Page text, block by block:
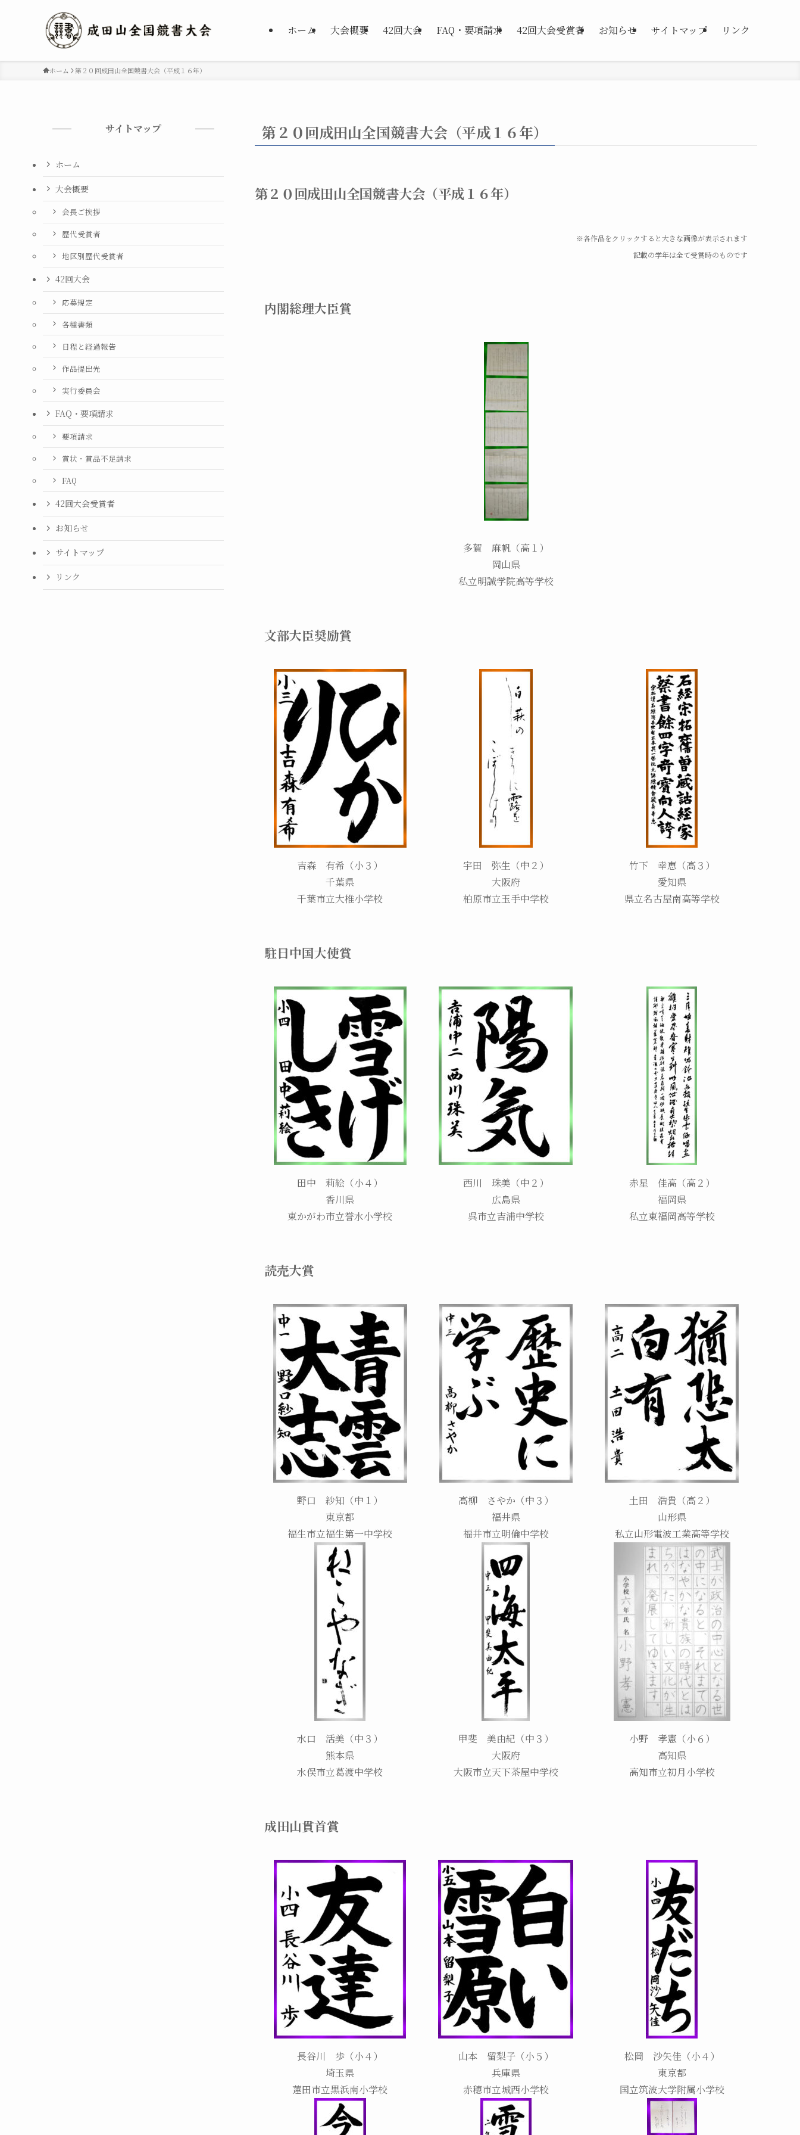
ホーム 大会概要 42回大会 FAQ・要項請求 42回大会受賞者 お知らせ サイトマップ リンク
ホーム 第２０回成田山全国競書大会（平成１６年）
第２０回成田山全国競書大会（平成１６年）
第２０回成田山全国競書大会（平成１６年）
※各作品をクリックすると大きな画像が表示されます
記載の学年は全て受賞時のものです
内閣総理大臣賞
多賀 麻帆（高１）
岡山県
私立明誠学院高等学校
文部大臣奨励賞
吉森 有希（小３）
千葉県
千葉市立大椎小学校
宇田 弥生（中２）
大阪府
柏原市立玉手中学校
竹下 幸恵（高３）
愛知県
県立名古屋南高等学校
駐日中国大使賞
田中 莉絵（小４）
香川県
東かがわ市立誉水小学校
西川 珠美（中２）
広島県
呉市立吉浦中学校
赤星 佳高（高２）
福岡県
私立東福岡高等学校
読売大賞
野口 紗知（中１）
東京都
福生市立福生第一中学校
高柳 さやか（中３）
福井県
福井市立明倫中学校
土田 浩貴（高２）
山形県
私立山形電波工業高等学校
水口 活美（中３）
熊本県
水俣市立葛渡中学校
甲斐 美由紀（中３）
大阪府
大阪市立天下茶屋中学校
小野 孝憲（小６）
高知県
高知市立初月小学校
成田山貫首賞
長谷川 歩（小４）
埼玉県
蓮田市立黒浜南小学校
山本 留梨子（小５）
兵庫県
赤穂市立城西小学校
松岡 沙矢佳（小４）
東京都
国立筑波大学附属小学校
サイトマップ
ホーム
大会概要
会長ご挨拶
歴代受賞者
地区別歴代受賞者
42回大会
応募規定
各種書類
日程と経過報告
作品提出先
実行委員会
FAQ・要項請求
要項請求
賞状・賞品不足請求
FAQ
42回大会受賞者
お知らせ
サイトマップ
リンク